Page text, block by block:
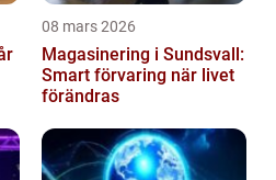
08 mars 2026
Magasinering i Sundsvall:
Smart förvaring när livet
förändras